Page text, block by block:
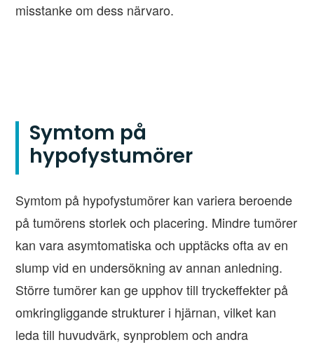
misstanke om dess närvaro.
Symtom på
hypofystumörer
Symtom på hypofystumörer kan variera beroende
på tumörens storlek och placering. Mindre tumörer
kan vara asymtomatiska och upptäcks ofta av en
slump vid en undersökning av annan anledning.
Större tumörer kan ge upphov till tryckeffekter på
omkringliggande strukturer i hjärnan, vilket kan
leda till huvudvärk, synproblem och andra